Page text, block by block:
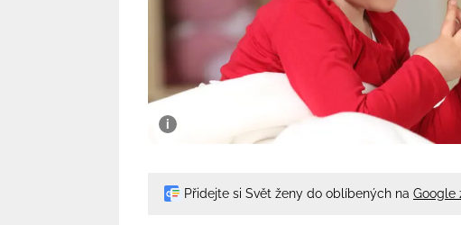
Přidejte si Svět ženy do oblíbených na Google